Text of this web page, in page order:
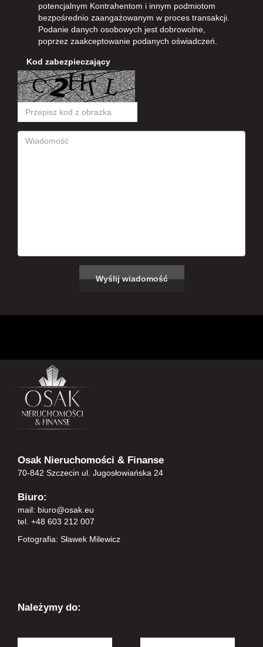
potencjalnym Kontrahentom i innym podmiotom
bezpośrednio zaangażowanym w proces transakcji.
Podanie danych osobowych jest dobrowolne,
poprzez zaakceptowanie podanych oświadczeń.
Kod zabezpieczający
Osak Nieruchomości & Finanse
70-842 Szczecin ul. Jugosłowiańska 24
Biuro:
mail: biuro@osak.eu
tel. +48 603 212 007
Fotografia: Sławek Milewicz
Należymy do: